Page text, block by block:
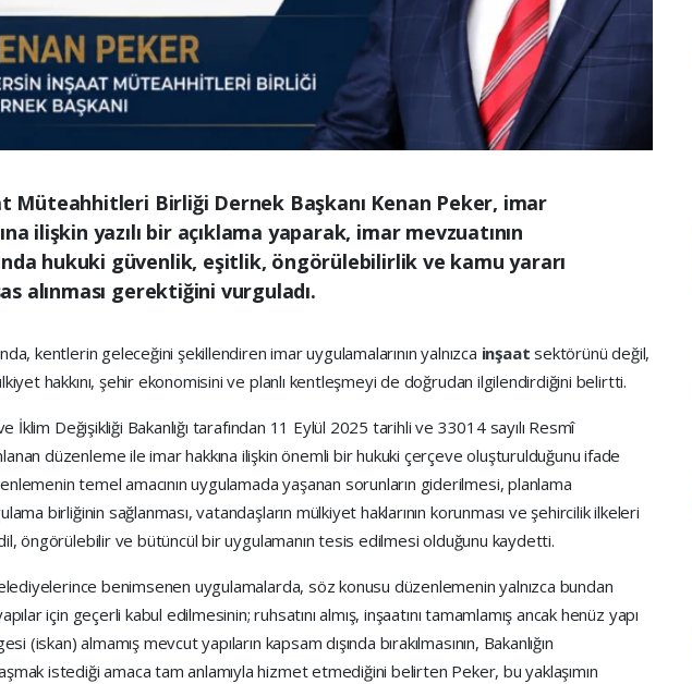
Müteahhitleri Birliği Dernek Başkanı Kenan Peker, imar
ilişkin yazılı bir açıklama yaparak, imar mevzuatının
hukuki güvenlik, eşitlik, öngörülebilirlik ve kamu yararı
alınması gerektiğini vurguladı.
kentlerin geleceğini şekillendiren imar uygulamalarının yalnızca inşaatsektörünü değil,
hakkını, şehir ekonomisini ve planlı kentleşmeyi de doğrudan ilgilendirdiğini belirtti.
İklim Değişikliği Bakanlığı tarafından 11 Eylül 2025 tarihli ve 33014 sayılı Resmî
düzenleme ile imar hakkına ilişkin önemli bir hukuki çerçeve oluşturulduğunu ifade
temel amacının uygulamada yaşanan sorunların giderilmesi, planlama
birliğinin sağlanması, vatandaşların mülkiyet haklarının korunması ve şehircilik ilkeleri
öngörülebilir ve bütüncül bir uygulamanın tesis edilmesi olduğunu kaydetti.
benimsenen uygulamalarda, söz konusu düzenlemenin yalnızca bundan
için geçerli kabul edilmesinin; ruhsatını almış, inşaatını tamamlamış ancak henüz yapı
(iskan) almamış mevcut yapıların kapsam dışında bırakılmasının, Bakanlığın
istediği amaca tam anlamıyla hizmet etmediğini belirten Peker, bu yaklaşımın